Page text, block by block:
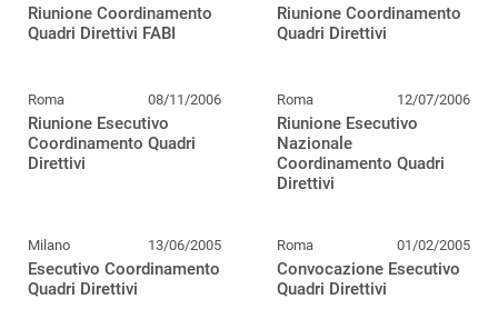
Riunione Coordinamento
Quadri Direttivi FABI
Riunione Coordinamento
Quadri Direttivi
Roma 08/11/2006
Riunione Esecutivo
Coordinamento Quadri
Direttivi
Roma 12/07/2006
Riunione Esecutivo
Nazionale
Coordinamento Quadri
Direttivi
Milano 13/06/2005
Esecutivo Coordinamento
Quadri Direttivi
Roma 01/02/2005
Convocazione Esecutivo
Quadri Direttivi